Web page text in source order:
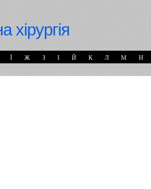
хірургія
Ї Ж З І Й К Л М Н